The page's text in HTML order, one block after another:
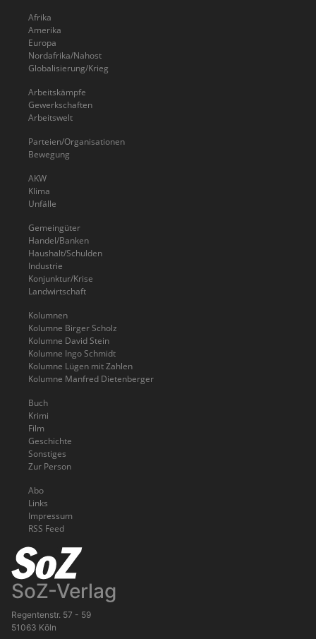
Afrika
Amerika
Europa
Nordafrika/Nahost
Globalisierung/Krieg
Arbeitskämpfe
Gewerkschaften
Arbeitswelt
Parteien/Organisationen
Bewegung
AKW
Klima
Unfälle
Gemeingüter
Handel/Banken
Haushalt/Schulden
Industrie
Konjunktur/Krise
Landwirtschaft
Kolumnen
Kolumne Birger Scholz
Kolumne David Stein
Kolumne Ingo Schmidt
Kolumne Lügen mit Zahlen
Kolumne Manfred Dietenberger
Buch
Krimi
Film
Geschichte
Sonstiges
Zur Person
Abo
Links
Impressum
RSS Feed
SoZ-Verlag
Regentenstr. 57 - 59
51063 Köln